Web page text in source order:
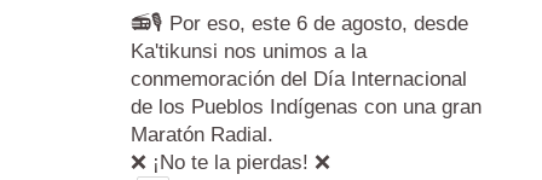
📻🎙️ Por eso, este 6 de agosto, desde
Ka'tikunsi nos unimos a la
conmemoración del Día Internacional
de los Pueblos Indígenas con una gran
Maratón Radial.
❌ ¡No te la pierdas! ❌